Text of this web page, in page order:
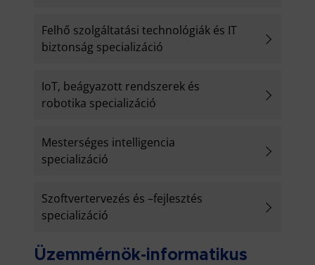
Felhő szolgáltatási technológiák és IT
biztonság specializáció
IoT, beágyazott rendszerek és
robotika specializáció
Mesterséges intelligencia
specializáció
Szoftvertervezés és –fejlesztés
specializáció
Üzemmérnök-informatikus